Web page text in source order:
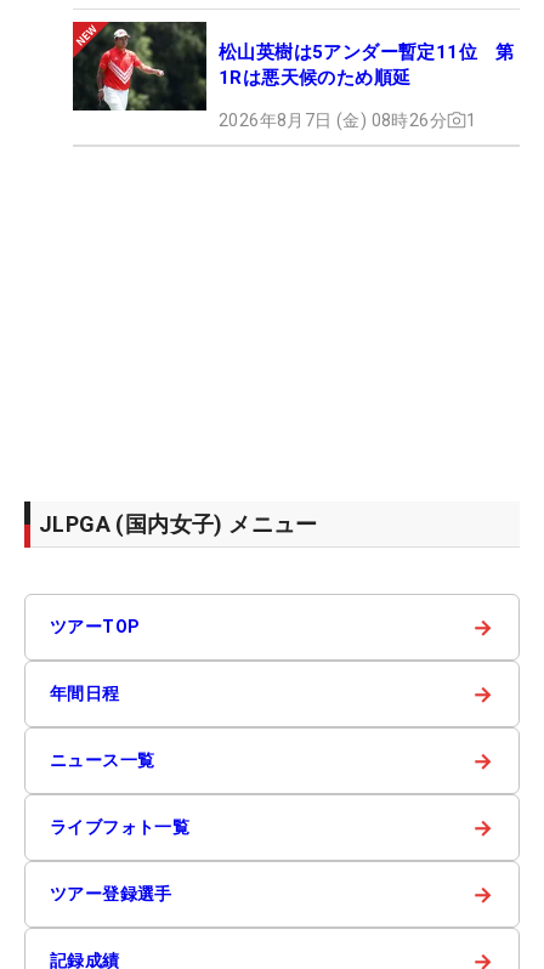
松山英樹は5アンダー暫定11位 第
1Rは悪天候のため順延
2026年8月7日 (金) 08時26分 1
JLPGA (国内女子) メニュー
ツアーTOP →
年間日程 →
ニュース一覧 →
ライブフォト一覧 →
ツアー登録選手 →
記録成績 →